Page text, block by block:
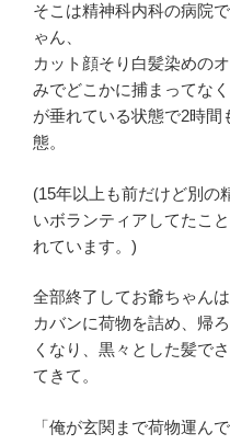
そこは精神科内科の病院
ゃん、
カット顔そり白髪染めの
みでどこかに捕まってな
が垂れている状態で2時間
態。
(15年以上も前だけど別の
いボランティアしてたこ
れています。)
全部終了してお爺ちゃん
カバンに荷物を詰め、帰
くなり、黒々とした髪で
てきて。
「俺が玄関まで荷物運ん